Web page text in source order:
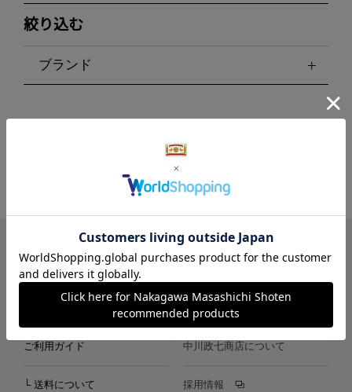
絞り込む
ブランド
LINE Instagram X Facebook メールマガジン
ご利用ガイド
└ 送料について
中川政七商店について
採用情報